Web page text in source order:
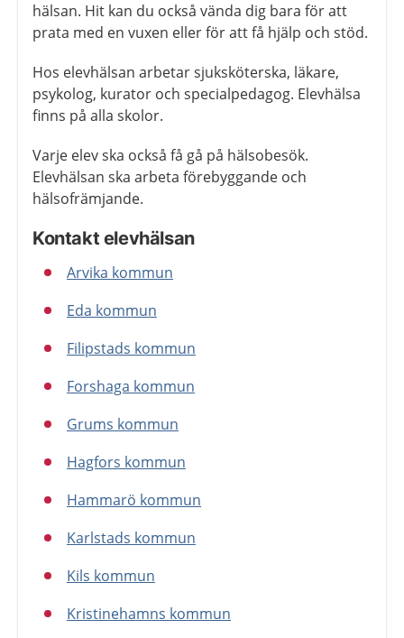
hälsan. Hit kan du också vända dig bara för att
prata med en vuxen eller för att få hjälp och stöd.
Hos elevhälsan arbetar sjuksköterska, läkare,
psykolog, kurator och specialpedagog. Elevhälsa
finns på alla skolor.
Varje elev ska också få gå på hälsobesök.
Elevhälsan ska arbeta förebyggande och
hälsofrämjande.
Kontakt elevhälsan
Arvika kommun
Eda kommun
Filipstads kommun
Forshaga kommun
Grums kommun
Hagfors kommun
Hammarö kommun
Karlstads kommun
Kils kommun
Kristinehamns kommun